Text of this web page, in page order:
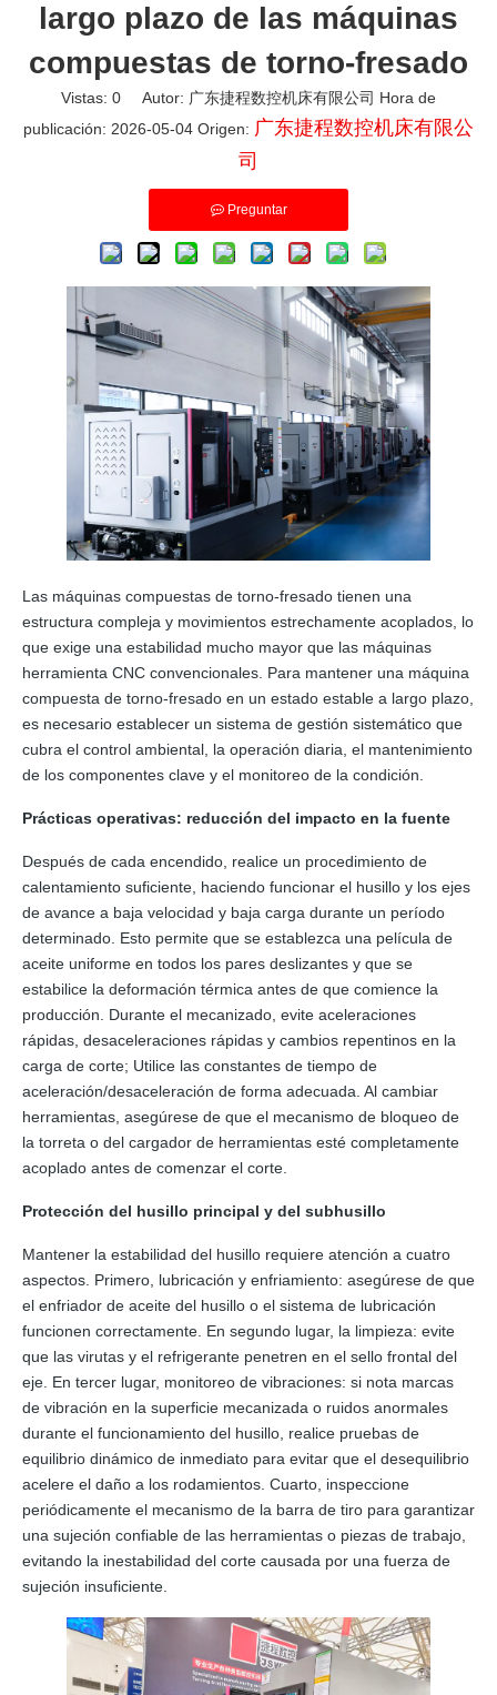
largo plazo de las máquinas
compuestas de torno-fresado
Vistas: 0 Autor: 广东捷程数控机床有限公司 Hora de
publicación: 2026-05-04 Origen: 广东捷程数控机床有限公
司
Preguntar
Las máquinas compuestas de torno-fresado tienen una
estructura compleja y movimientos estrechamente acoplados, lo
que exige una estabilidad mucho mayor que las máquinas
herramienta CNC convencionales. Para mantener una máquina
compuesta de torno-fresado en un estado estable a largo plazo,
es necesario establecer un sistema de gestión sistemático que
cubra el control ambiental, la operación diaria, el mantenimiento
de los componentes clave y el monitoreo de la condición.
Prácticas operativas: reducción del impacto en la fuente
Después de cada encendido, realice un procedimiento de
calentamiento suficiente, haciendo funcionar el husillo y los ejes
de avance a baja velocidad y baja carga durante un período
determinado. Esto permite que se establezca una película de
aceite uniforme en todos los pares deslizantes y que se
estabilice la deformación térmica antes de que comience la
producción. Durante el mecanizado, evite aceleraciones
rápidas, desaceleraciones rápidas y cambios repentinos en la
carga de corte; Utilice las constantes de tiempo de
aceleración/desaceleración de forma adecuada. Al cambiar
herramientas, asegúrese de que el mecanismo de bloqueo de
la torreta o del cargador de herramientas esté completamente
acoplado antes de comenzar el corte.
Protección del husillo principal y del subhusillo
Mantener la estabilidad del husillo requiere atención a cuatro
aspectos. Primero, lubricación y enfriamiento: asegúrese de que
el enfriador de aceite del husillo o el sistema de lubricación
funcionen correctamente. En segundo lugar, la limpieza: evite
que las virutas y el refrigerante penetren en el sello frontal del
eje. En tercer lugar, monitoreo de vibraciones: si nota marcas
de vibración en la superficie mecanizada o ruidos anormales
durante el funcionamiento del husillo, realice pruebas de
equilibrio dinámico de inmediato para evitar que el desequilibrio
acelere el daño a los rodamientos. Cuarto, inspeccione
periódicamente el mecanismo de la barra de tiro para garantizar
una sujeción confiable de las herramientas o piezas de trabajo,
evitando la inestabilidad del corte causada por una fuerza de
sujeción insuficiente.